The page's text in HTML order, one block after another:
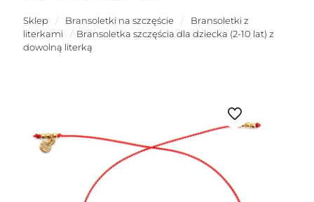
Sklep / Bransoletki na szczęście /
Bransoletki z
literkami
/ Bransoletka szczęścia dla dziecka (2-10 lat) z
dowolną literką